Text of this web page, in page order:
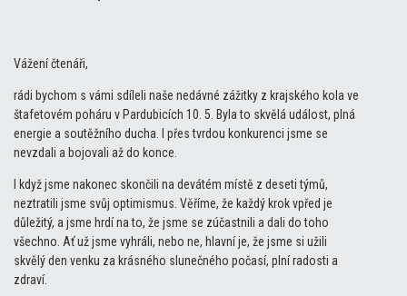
Vážení čtenáři,
rádi bychom s vámi sdíleli naše nedávné zážitky z krajského kola ve
štafetovém poháru v Pardubicích 10. 5. Byla to skvělá událost, plná
energie a soutěžního ducha. I přes tvrdou konkurenci jsme se
nevzdali a bojovali až do konce.
I když jsme nakonec skončili na devátém místě z deseti týmů,
neztratili jsme svůj optimismus. Věříme, že každý krok vpřed je
důležitý, a jsme hrdí na to, že jsme se zúčastnili a dali do toho
všechno. Ať už jsme vyhráli, nebo ne, hlavní je, že jsme si užili
skvělý den venku za krásného slunečného počasí, plní radosti a
zdraví.